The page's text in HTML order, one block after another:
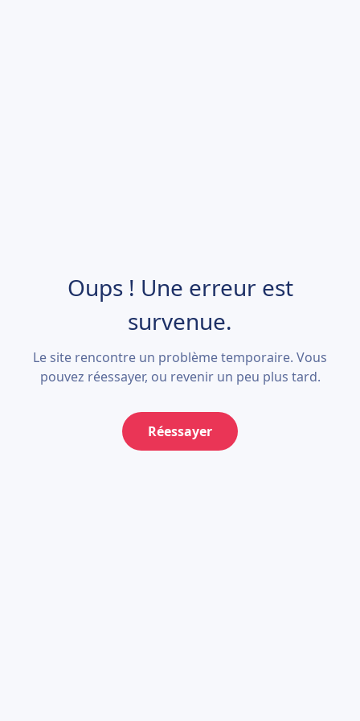
Oups ! Une erreur est
survenue.
Le site rencontre un problème temporaire. Vous
pouvez réessayer, ou revenir un peu plus tard.
Réessayer